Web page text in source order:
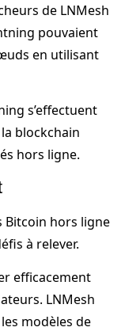
de LNMesh
pouvaient
en utilisant
s’effectuent
blockchain
hors ligne.
Bitcoin hors ligne
à relever.
efficacement
LNMesh
modèles de